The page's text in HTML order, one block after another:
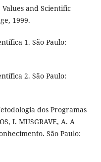
Values and Scientific
1999.
1. São Paulo:
2. São Paulo:
dos Programas
I. MUSGRAVE, A. A
São Paulo: